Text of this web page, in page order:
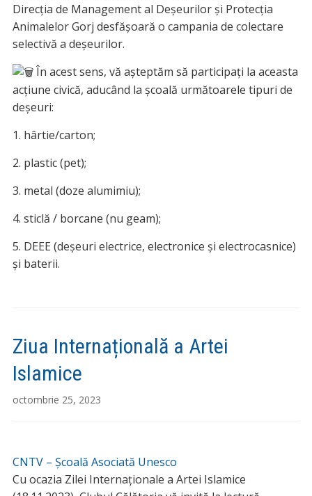
Direcția de Management al Deșeurilor și Protecția
Animalelor Gorj desfășoară o campania de colectare
selectivă a deșeurilor.
În acest sens, vă așteptăm să participați la aceasta
acțiune civică, aducând la școală următoarele tipuri de
deșeuri:
1. hârtie/carton;
2. plastic (pet);
3. metal (doze alumimiu);
4. sticlă / borcane (nu geam);
5. DEEE (deșeuri electrice, electronice și electrocasnice)
și baterii.
Ziua Internațională a Artei
Islamice
octombrie 25, 2023
CNTV – Școală Asociată Unesco
Cu ocazia Zilei Internaționale a Artei Islamice